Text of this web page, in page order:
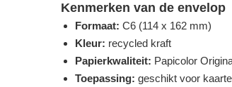
Kenmerken van de envelop
Formaat: C6 (114 x 162 mm)
Kleur: recycled kraft
Papierkwaliteit: Papicolor
Toepassing: geschikt voor